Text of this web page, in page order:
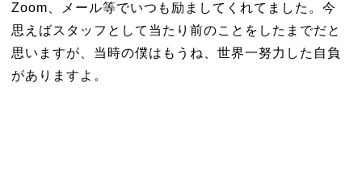
Zoom、メール等でいつも励ましてくれてました。今
思えばスタッフとして当たり前のことをしたまでだと
思いますが、当時の僕はもうね、世界一努力した自負
がありますよ。